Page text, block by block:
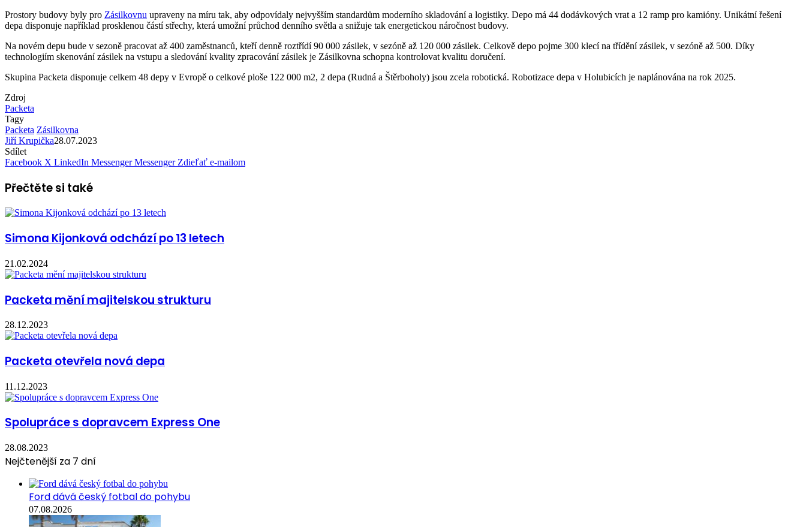
Prostory budovy byly pro Zásilkovnu upraveny na míru tak, aby odpovídaly nejvyšším standardům moderního skladování a logistiky. Depo má 44 dodávkových vrat a 12 ramp pro kamióny. Unikátní řešení
depa disponuje například prosklenou částí střechy, která umožní průchod denního světla a snižuje tak energetickou náročnost budovy.
Na novém depu bude v sezoně pracovat až 400 zaměstnanců, kteří denně roztřídí 90 000 zásilek, v sezóně až 120 000 zásilek. Celkově depo pojme 300 klecí na třídění zásilek, v sezóně až 500. Díky
technologiím skenování zásilek na vstupu a sledování kvality zpracování zásilek je Zásilkovna schopna kontrolovat kvalitu doručení.
Skupina Packeta disponuje celkem 48 depy v Evropě o celkové ploše 122 000 m2, 2 depa (Rudná a Štěrboholy) jsou zcela robotická. Robotizace depa v Holubicích je naplánována na rok 2025.
Zdroj
Packeta
Tagy
Packeta Zásilkovna
Jiří Krupička28.07.2023
Sdílet
Facebook X LinkedIn Messenger Messenger Zdieľať e-mailom
Přečtěte si také
Simona Kijonková odchází po 13 letech
21.02.2024
Packeta mění majitelskou strukturu
28.12.2023
Packeta otevřela nová depa
11.12.2023
Spolupráce s dopravcem Express One
28.08.2023
Nejčtenější za 7 dní
Ford dává český fotbal do pohybu
07.08.2026